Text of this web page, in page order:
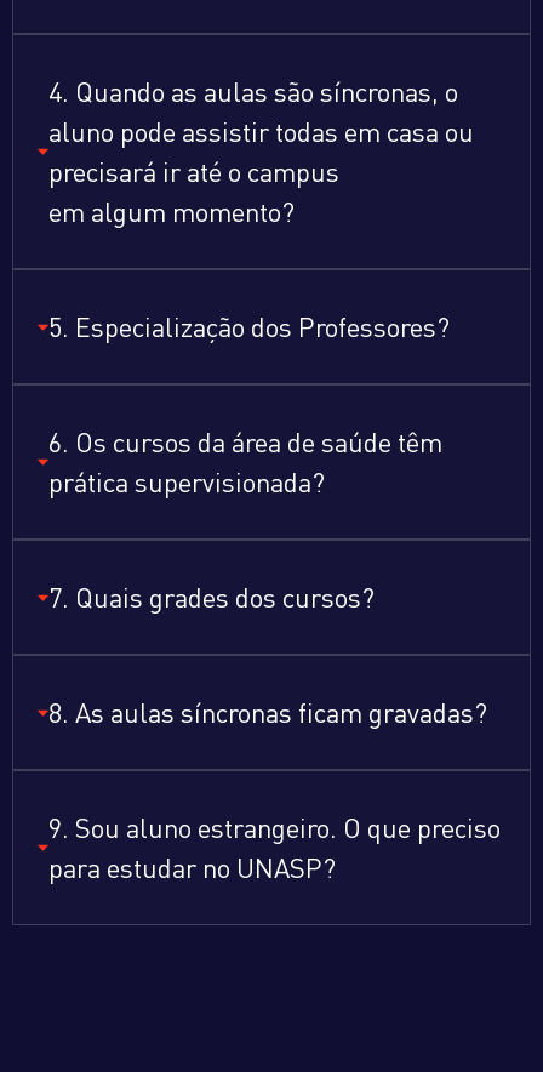
4. Quando as aulas são síncronas, o
aluno pode assistir todas em casa ou
precisará ir até o campus
em algum momento?
5. Especialização dos Professores?
6. Os cursos da área de saúde têm
prática supervisionada?
7. Quais grades dos cursos?
8. As aulas síncronas ficam gravadas?
9. Sou aluno estrangeiro. O que preciso
para estudar no UNASP?